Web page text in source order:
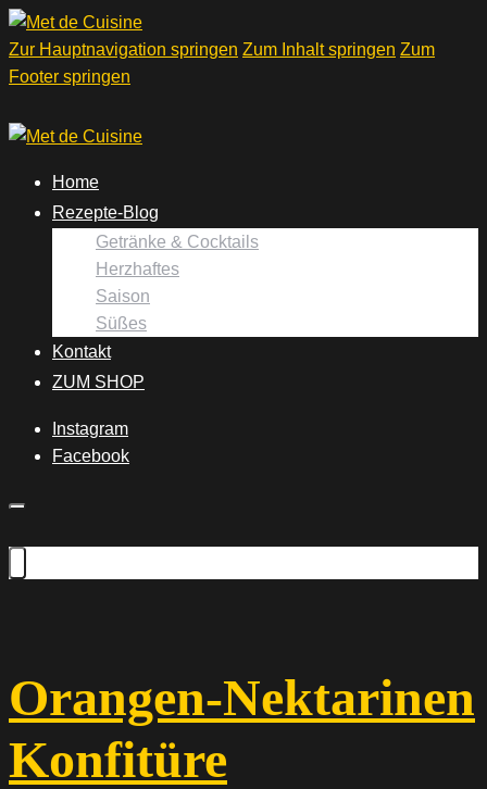
Zur Hauptnavigation springen Zum Inhalt springen Zum
Footer springen
Home
Rezepte-Blog
Getränke & Cocktails
Herzhaftes
Saison
Süßes
Kontakt
ZUM SHOP
Instagram
Facebook
Orangen-Nektarinen
Konfitüre